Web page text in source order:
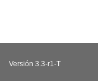
Versión 3.3-r1-T